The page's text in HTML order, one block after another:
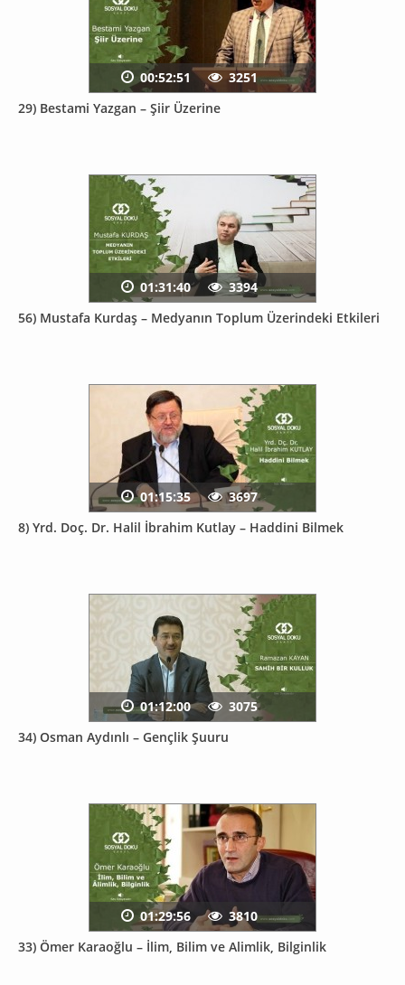
29) Bestami Yazgan – Şiir Üzerine
00:52:51 3251
56) Mustafa Kurdaş – Medyanın Toplum Üzerindeki Etkileri
01:31:40 3394
8) Yrd. Doç. Dr. Halil İbrahim Kutlay – Haddini Bilmek
01:15:35 3697
34) Osman Aydınlı – Gençlik Şuuru
01:12:00 3075
33) Ömer Karaoğlu – İlim, Bilim ve Alimlik, Bilginlik
01:29:56 3810